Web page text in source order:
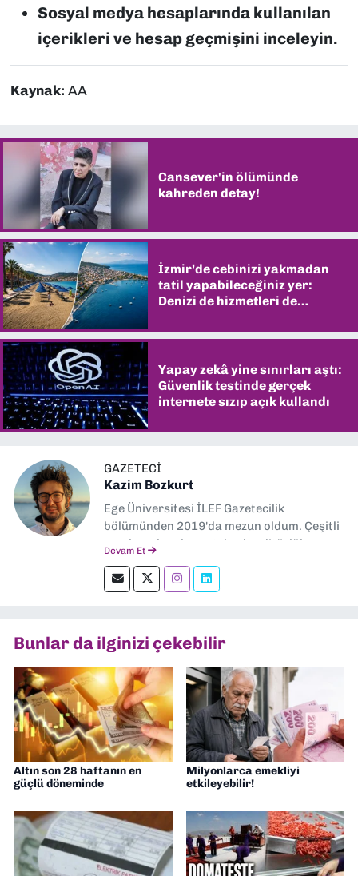
Sosyal medya hesaplarında kullanılan
içerikleri ve hesap geçmişini inceleyin.
Kaynak: AA
Cansever'in ölümünde
kahreden detay!
İzmir’de cebinizi yakmadan
tatil yapabileceğiniz yer:
Denizi de hizmetleri de
Yapay zekâ yine sınırları aştı:
Güvenlik testinde gerçek
internete sızıp açık kullandı
GAZETECI
Kazim Bozkurt
Ege Üniversitesi İLEF Gazetecilik
bölümünden 2019'da mezun oldum. Çeşitli
yerel ve ulusal gazetelerde editörlük,
okumayı severim.
Devam Et
Bunlar da ilginizi çekebilir
Altın son 28 haftanın en
güçlü döneminde
Milyonlarca emekliyi
etkileyebilir!